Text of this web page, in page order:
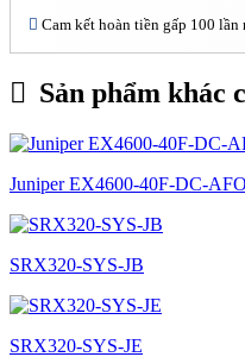
Cam kết hoàn tiền gấp 100 lần
Sản phẩm khác
Juniper EX4600-40F-DC-AFO
SRX320-SYS-JB
SRX320-SYS-JE